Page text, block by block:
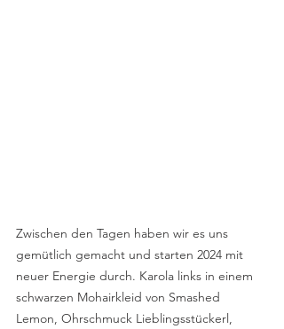
Zwischen den Tagen haben wir es uns
gemütlich gemacht und starten 2024 mit
neuer Energie durch. Karola links in einem
schwarzen Mohairkleid von Smashed
Lemon, Ohrschmuck Lieblingsstückerl,